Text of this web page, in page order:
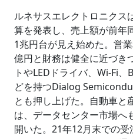
ルネサスエレクトロニクス
算を発表し、売上額が前年
1兆円台が見え始めた。営
億円と財務は健全に近づき
トやLEDドライバ、Wi-Fi
どを持つDialog
とも押し上げた。自動車
は、データセンター市場へ
開いた。21年12月末での